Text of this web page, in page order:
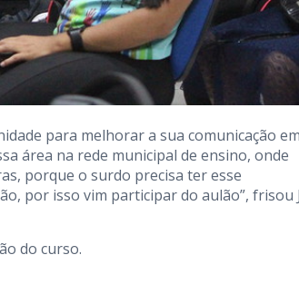
para melhorar a sua comunicação
área na rede municipal de ensino, onde
porque o surdo precisa ter esse
por isso vim participar do aulão”, frisou
do curso.